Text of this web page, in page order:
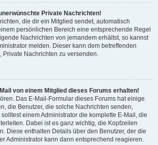
Private Nachrichten!
die dir ein Mitglied sendet, automatisch
persönlichen Bereich eine entsprechende Regel
Nachrichten von jemandem erhältst, so kannst
melden. Dieser kann dem betreffenden
Private Nachrichten zu versenden.
von einem Mitglied dieses Forums erhalten!
Das E-Mail-Formular dieses Forums hat einige
die Benutzer, die solche Nachrichten senden,
einem Administrator die komplette E-Mail, die
Dabei ist es ganz wichtig, die Kopfzeilen
Diese enthalten Details über den Benutzer, der die
Administrator kann dann entsprechend reagieren.